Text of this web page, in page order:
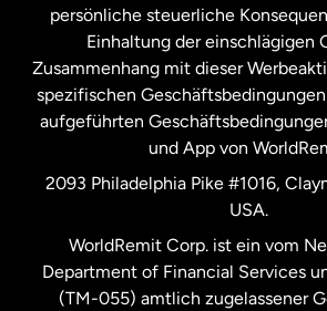
Schweden
Spanien
Vereinigte Staaten
Vereinigte Staaten
Vereinigtes Königreich
persönliche steuerliche
Einhaltung der einschlägigen
Zusammenhang mit dieser
spezifischen
aufgeführten
und App von
2093 Philadelphia Pike #1016,
USA.
WorldRemit Corp. ist ein vom
Department of Financial Services
(TM-055) amtlich zugelassener